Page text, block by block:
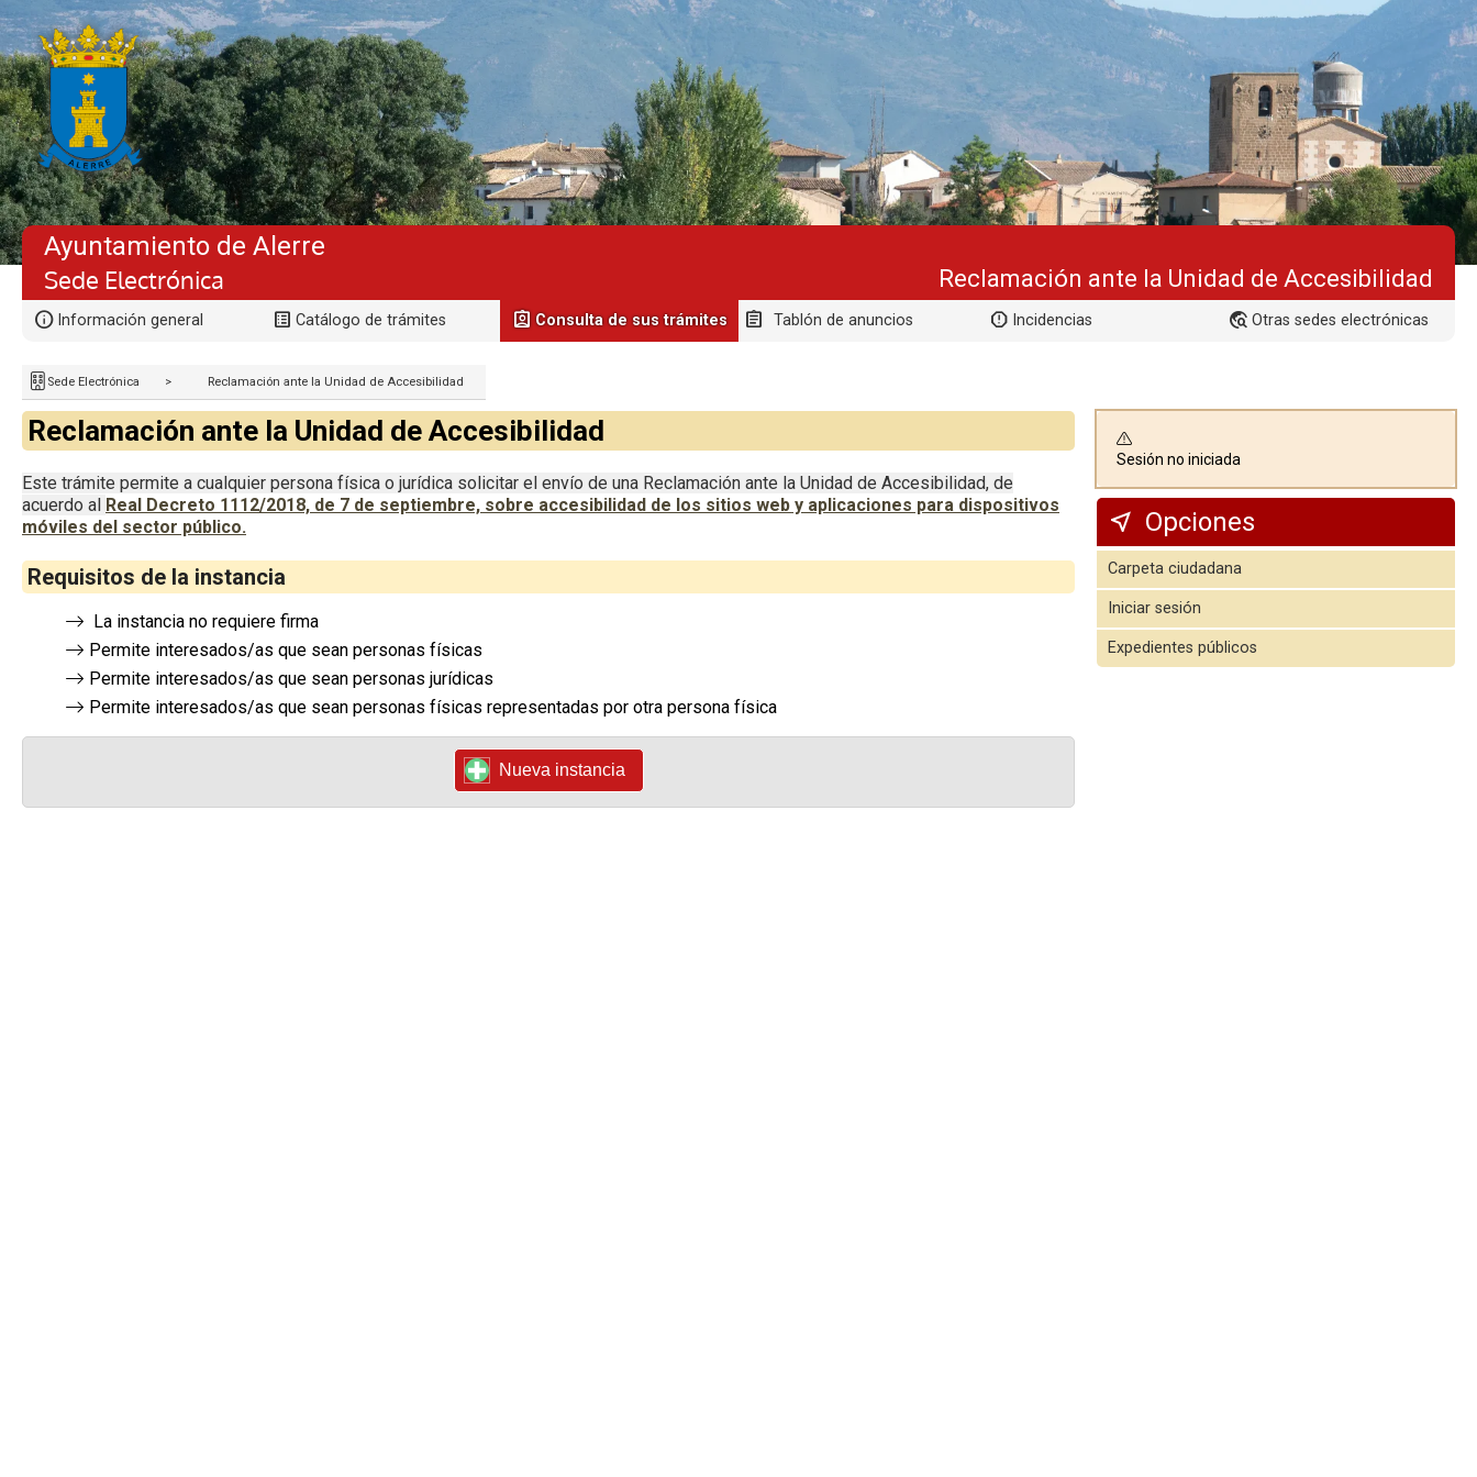
Sede Electrónica
Ayuntamiento de Alerre
Reclamación ante la Unidad de Accesibilidad
Información general Catálogo de trámites Consulta de sus trámites Tablón de anuncios Incidencias Otras sedes electrónicas
Sede Electrónica > Reclamación ante la Unidad de Accesibilidad
Sesión no iniciada
Opciones
Carpeta ciudadana
Iniciar sesión
Expedientes públicos
Reclamación ante la Unidad de Accesibilidad
Este trámite permite a cualquier persona física o jurídica solicitar el envío de una Reclamación ante la Unidad de Accesibilidad, de
acuerdo al Real Decreto 1112/2018, de 7 de septiembre, sobre accesibilidad de los sitios web y aplicaciones para dispositivos
móviles del sector público.
Requisitos de la instancia
La instancia no requiere firma
Permite interesados/as que sean personas físicas
Permite interesados/as que sean personas jurídicas
Permite interesados/as que sean personas físicas representadas por otra persona física
Nueva instancia